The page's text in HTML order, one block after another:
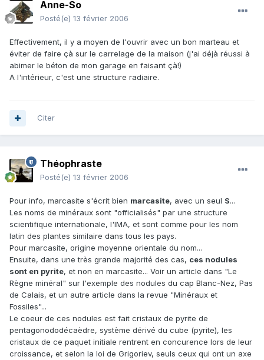
Anne-So
Posté(e) 13 février 2006
Effectivement, il y a moyen de l'ouvrir avec un bon marteau et
éviter de faire çà sur le carrelage de la maison (j'ai déjà réussi à
abimer le béton de mon garage en faisant çà!)
A l'intérieur, c'est une structure radiaire.
Citer
Théophraste
Posté(e) 13 février 2006
Pour info, marcasite s'écrit bien marcasite, avec un seul S...
Les noms de minéraux sont "officialisés" par une structure
scientifique internationale, l'IMA, et sont comme pour les nom
latin des plantes similaire dans tous les pays.
Pour marcasite, origine moyenne orientale du nom...
Ensuite, dans une très grande majorité des cas, ces nodules
sont en pyrite, et non en marcasite... Voir un article dans "Le
Règne minéral" sur l'exemple des nodules du cap Blanc-Nez, Pas
de Calais, et un autre article dans la revue "Minéraux et
Fossiles"...
Le coeur de ces nodules est fait cristaux de pyrite de
pentagonododécaèdre, système dérivé du cube (pyrite), les
cristaux de ce paquet initiale rentrent en concurence lors de leur
croissance, et selon la loi de Grigoriev, seuls ceux qui ont un axe